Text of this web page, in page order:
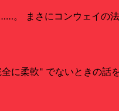
。 まさにコンウェイの法
に柔軟" でないときの